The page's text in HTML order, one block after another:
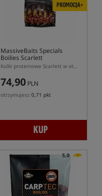
PROMOCJA+
MassiveBaits Specials
Boilies Scarlett
Kulki proteinowe Scarlett w otoczce
74,90 PLN
otrzymujesz 0,71 pkt
KUP
5,0